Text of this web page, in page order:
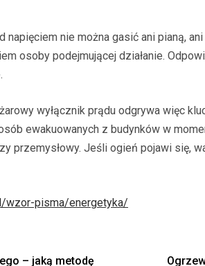
nie można gasić ani pianą,
osoby podejmującej działanie.
wyłącznik prądu odgrywa więc
ewakuowanych z budynków w
przemysłowy. Jeśli ogień pojawi się,
wzor-pisma/energetyka/
– jaką metodę